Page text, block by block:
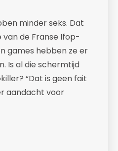
minder seks. Dat
van de Franse Ifop-
games hebben ze er
Is al die schermtijd
“Dat is geen fait
aandacht voor